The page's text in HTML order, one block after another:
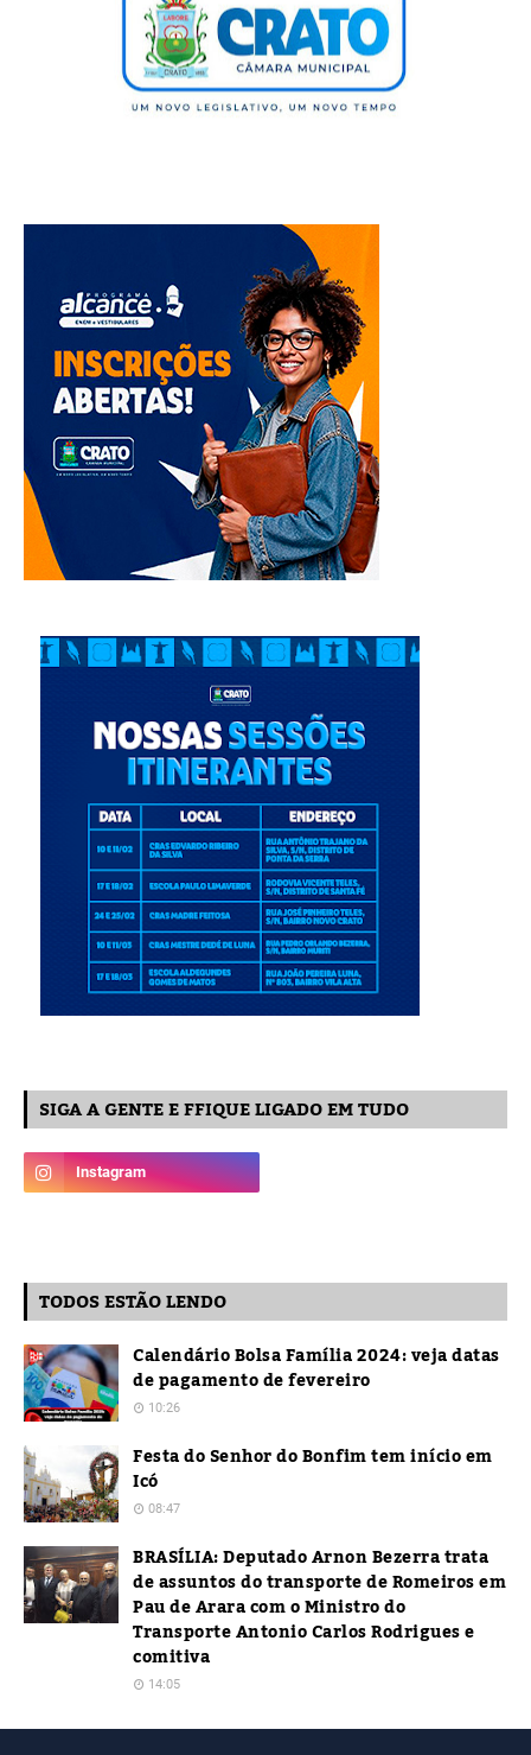
SIGA A GENTE E FFIQUE LIGADO EM TUDO
TODOS ESTÃO LENDO
Calendário Bolsa Família 2024: veja datas
de pagamento de fevereiro
10:26
Festa do Senhor do Bonfim tem início em
Icó
08:47
BRASÍLIA: Deputado Arnon Bezerra trata
de assuntos do transporte de Romeiros em
Pau de Arara com o Ministro do
Transporte Antonio Carlos Rodrigues e
comitiva
14:05